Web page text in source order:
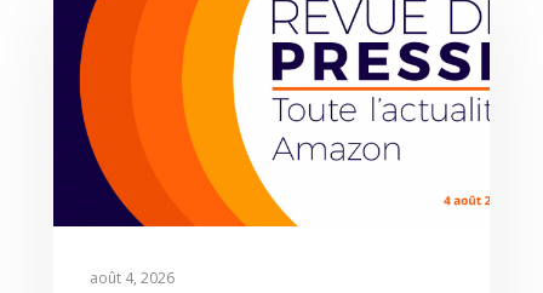
août 4, 2026